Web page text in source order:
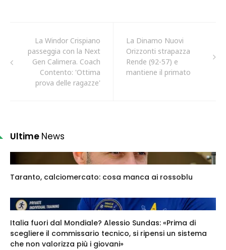
La Windor Crispiano
passeggia con la Next
Gen Calimera. Coach
Contento: 'Ottima
prova delle ragazze'
La Dinamo Nuovi
Orizzonti strapazza
Rende (92-57) e
mantiene il primato
Ultime News
Taranto, calciomercato: cosa manca ai rossoblu
Italia fuori dal Mondiale? Alessio Sundas: «Prima di
scegliere il commissario tecnico, si ripensi un sistema
che non valorizza più i giovani»